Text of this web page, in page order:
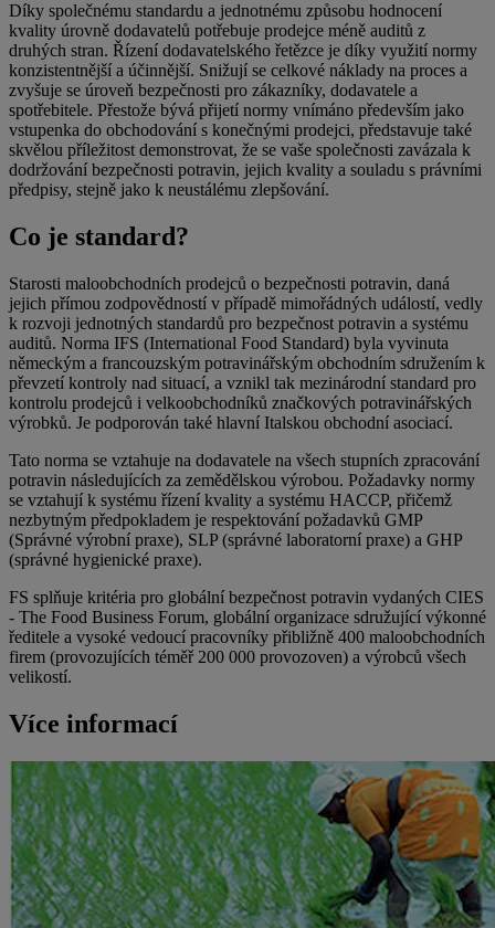
Díky společnému standardu a jednotnému způsobu hodnocení
kvality úrovně dodavatelů potřebuje prodejce méně auditů z
druhých stran. Řízení dodavatelského řetězce je díky využití normy
konzistentnější a účinnější. Snižují se celkové náklady na proces a
zvyšuje se úroveň bezpečnosti pro zákazníky, dodavatele a
spotřebitele. Přestože bývá přijetí normy vnímáno především jako
vstupenka do obchodování s konečnými prodejci, představuje také
skvělou příležitost demonstrovat, že se vaše společnosti zavázala k
dodržování bezpečnosti potravin, jejich kvality a souladu s právními
předpisy, stejně jako k neustálému zlepšování.
Co je standard?
Starosti maloobchodních prodejců o bezpečnosti potravin, daná
jejich přímou zodpovědností v případě mimořádných událostí, vedly
k rozvoji jednotných standardů pro bezpečnost potravin a systému
auditů. Norma IFS (International Food Standard) byla vyvinuta
německým a francouzským potravinářským obchodním sdružením k
převzetí kontroly nad situací, a vznikl tak mezinárodní standard pro
kontrolu prodejců i velkoobchodníků značkových potravinářských
výrobků. Je podporován také hlavní Italskou obchodní asociací.
Tato norma se vztahuje na dodavatele na všech stupních zpracování
potravin následujících za zemědělskou výrobou. Požadavky normy
se vztahují k systému řízení kvality a systému HACCP, přičemž
nezbytným předpokladem je respektování požadavků GMP
(Správné výrobní praxe), SLP (správné laboratorní praxe) a GHP
(správné hygienické praxe).
FS splňuje kritéria pro globální bezpečnost potravin vydaných CIES
- The Food Business Forum, globální organizace sdružující výkonné
ředitele a vysoké vedoucí pracovníky přibližně 400 maloobchodních
firem (provozujících téměř 200 000 provozoven) a výrobců všech
velikostí.
Více informací